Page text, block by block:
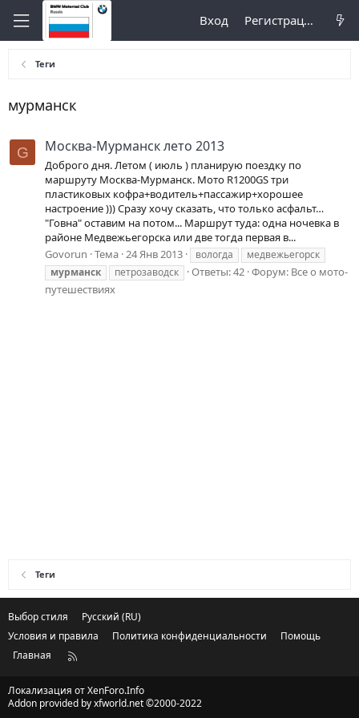
Вход Регистрация
Теги
мурманск
G Москва-Мурманск лето 2013
Доброго дня. Летом ( июль ) планирую поездку по
маршруту Москва-Мурманск. Мото R1200GS три
пластиковых кофра+водитель+пассажир+хорошее
настроение ))) Сразу хочу сказать, что только асфальт…
"Говна" оставим на потом... Маршрут туда: одна ночевка в
районе Медвежьегорска или две тогда первая в...
Govorun Тема 24 Янв 2013 вологда
медвежьегорск
мурманск
петрозаводск Ответы: 42 Форум: Все о мото-
путешествиях
Теги
Выбор стиля
Русский (RU)
Условия и правила
Политика конфиденциальности
Помощь
Главная
R
Локализация отXenForo.Info
Addon provided by xfworld.net ©2000-2022